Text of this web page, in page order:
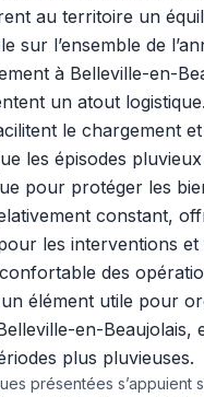
au territoire un
sur l’ensemble de
à Belleville-en-
un atout
le chargement
les épisodes
pour protéger les
constant,
les interventions
des
élément utile pour
en-Beaujolais,
plus pluvieuses.
présentées s’appuient